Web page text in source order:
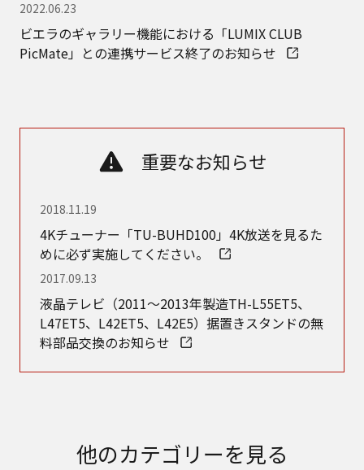
2022.06.23
ビエラのギャラリー機能における「LUMIX CLUB
PicMate」との連携サービス終了のお知らせ
重要なお知らせ
2018.11.19
4Kチューナー「TU-BUHD100」4K放送を見るた
めに必ず実施してください。
2017.09.13
液晶テレビ（2011～2013年製造TH-L55ET5、
L47ET5、L42ET5、L42E5）据置きスタンドの無
料部品交換のお知らせ
他のカテゴリーを見る